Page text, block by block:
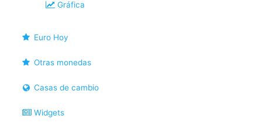
Gráfica
Euro Hoy
Otras monedas
Casas de cambio
Widgets